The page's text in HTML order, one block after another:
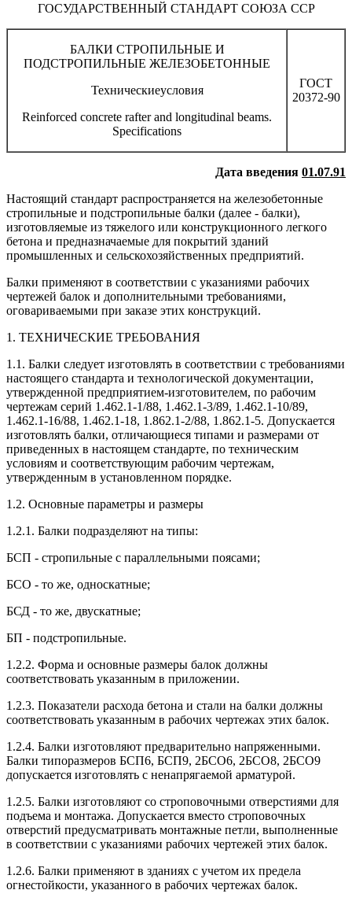
ГОСУДАРСТВЕННЫЙ СТАНДАРТ СОЮЗА ССР
БАЛКИ СТРОПИЛЬНЫЕ И
ПОДСТРОПИЛЬНЫЕ ЖЕЛЕЗОБЕТОННЫЕ
Техническиеусловия
Reinforced concrete rafter and longitudinal beams.
Specifications
ГОСТ
20372-90
Дата введения 01.07.91
Настоящий стандарт распространяется на железобетонные
стропильные и подстропильные балки (далее - балки),
изготовляемые из тяжелого или конструкционного легкого
бетона и предназначаемые для покрытий зданий
промышленных и сельскохозяйственных предприятий.
Балки применяют в соответствии с указаниями рабочих
чертежей балок и дополнительными требованиями,
оговариваемыми при заказе этих конструкций.
1. ТЕХНИЧЕСКИЕ ТРЕБОВАНИЯ
1.1. Балки следует изготовлять в соответствии с требованиями
настоящего стандарта и технологической документации,
утвержденной предприятием-изготовителем, по рабочим
чертежам серий 1.462.1-1/88, 1.462.1-3/89, 1.462.1-10/89,
1.462.1-16/88, 1.462.1-18, 1.862.1-2/88, 1.862.1-5. Допускается
изготовлять балки, отличающиеся типами и размерами от
приведенных в настоящем стандарте, по техническим
условиям и соответствующим рабочим чертежам,
утвержденным в установленном порядке.
1.2. Основные параметры и размеры
1.2.1. Балки подразделяют на типы:
БСП - стропильные с параллельными поясами;
БСО - то же, односкатные;
БСД - то же, двускатные;
БП - подстропильные.
1.2.2. Форма и основные размеры балок должны
соответствовать указанным в приложении.
1.2.3. Показатели расхода бетона и стали на балки должны
соответствовать указанным в рабочих чертежах этих балок.
1.2.4. Балки изготовляют предварительно напряженными.
Балки типоразмеров БСП6, БСП9, 2БСО6, 2БСО8, 2БСО9
допускается изготовлять с ненапрягаемой арматурой.
1.2.5. Балки изготовляют со строповочными отверстиями для
подъема и монтажа. Допускается вместо строповочных
отверстий предусматривать монтажные петли, выполненные
в соответствии с указаниями рабочих чертежей этих балок.
1.2.6. Балки применяют в зданиях с учетом их предела
огнестойкости, указанного в рабочих чертежах балок.